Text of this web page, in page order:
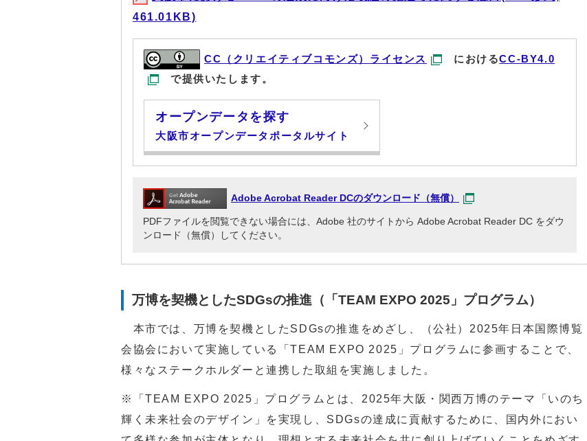
461.01KB)
CC（クリエイティブコモンズ）ライセンス におけるCC-BY4.0
で提供いたします。
オープンデータを探す
大阪市オープンデータポータルサイト
Adobe Acrobat Reader DCのダウンロード（無償）
PDFファイルを閲覧できない場合には、Adobe 社のサイトから Adobe Acrobat Reader DC をダウ
ンロード（無償）してください。
万博を契機としたSDGsの推進（「TEAM EXPO 2025」プログラム）
本市では、万博を契機としたSDGsの推進をめざし、（公社）2025年日本国際博覧
会協会において実施している「TEAM EXPO 2025」プログラムに参画することで、
様々なステークホルダーと連携した取組を実施しました。
※「TEAM EXPO 2025」プログラムとは、2025年大阪・関西万博のテーマ「いのち
輝く未来社会のデザイン」を実現し、SDGsの達成に貢献するために、国内外におい